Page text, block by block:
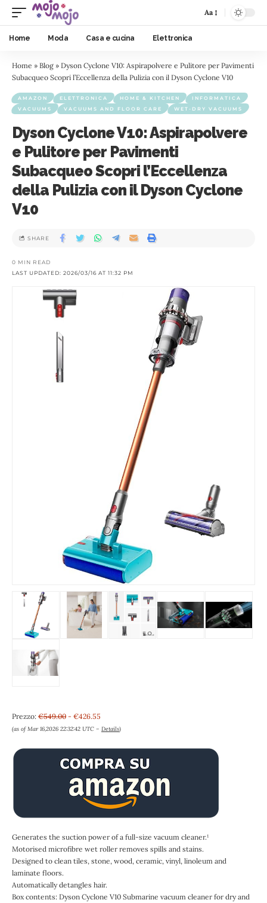
Aa
Home Moda Casa e cucina Elettronica
Home » Blog » Dyson Cyclone V10: Aspirapolvere e Pulitore per Pavimenti
Subacqueo Scopri l’Eccellenza della Pulizia con il Dyson Cyclone V10
AMAZON ELETTRONICA HOME & KITCHEN
INFORMATICA
VACUUMS
VACUUMS AND FLOOR CARE WET-DRY VACUUMS
Dyson Cyclone V10: Aspirapolvere
e Pulitore per Pavimenti
Subacqueo Scopri l’Eccellenza
della Pulizia con il Dyson Cyclone
V10
LAST UPDATED: 2026/03/16 AT 11:32 PM
0 MIN READ
SHARE
Prezzo: €549.00 - €426.55
(as of Mar 16,2026 22:32:42 UTC – Details)
Generates the suction power of a full-size vacuum cleaner.¹
Motorised microfibre wet roller removes spills and stains.
Designed to clean tiles, stone, wood, ceramic, vinyl, linoleum and
laminate floors.
Automatically detangles hair.
Box contents: Dyson Cyclone V10 Submarine vacuum cleaner for dry and